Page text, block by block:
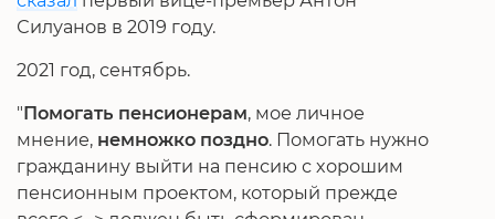
Силуанов в 2019 году.
2021 год, сентябрь.
"Помогать пенсионерам, мое личное
мнение, немножко поздно. Помогать нужно
гражданину выйти на пенсию с хорошим
пенсионным проектом, который прежде